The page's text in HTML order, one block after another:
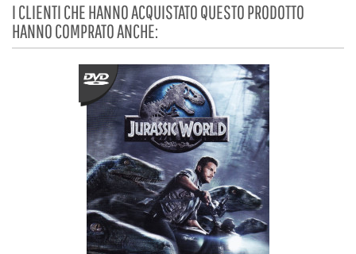
I CLIENTI CHE HANNO ACQUISTATO QUESTO PRODOTTO
HANNO COMPRATO ANCHE: